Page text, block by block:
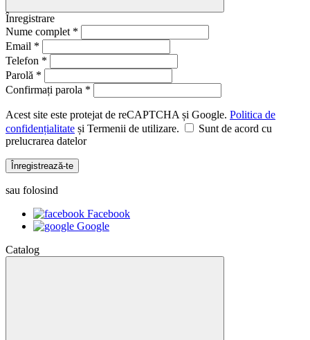
Înregistrare
Nume complet *
Email *
Telefon *
Parolă *
Confirmați parola *
Acest site este protejat de reCAPTCHA și Google. Politica de
confidențialitate și Termenii de utilizare.
Sunt de acord cu
prelucrarea datelor
Înregistrează-te
sau folosind
Facebook
Google
Catalog